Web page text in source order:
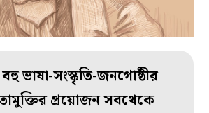
ভাষা-সংস্কৃতি-জনগোষ্ঠীর
প্রয়োজন সবথেকে